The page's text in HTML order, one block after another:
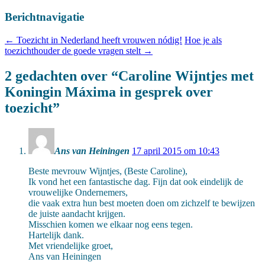
Berichtnavigatie
← Toezicht in Nederland heeft vrouwen nódig! Hoe je als
toezichthouder de goede vragen stelt →
2 gedachten over “Caroline Wijntjes met
Koningin Máxima in gesprek over
toezicht”
Ans van Heiningen 17 april 2015 om 10:43
Beste mevrouw Wijntjes, (Beste Caroline),
Ik vond het een fantastische dag. Fijn dat ook eindelijk de
vrouwelijke Ondernemers,
die vaak extra hun best moeten doen om zichzelf te bewijzen
de juiste aandacht krijgen.
Misschien komen we elkaar nog eens tegen.
Hartelijk dank.
Met vriendelijke groet,
Ans van Heiningen